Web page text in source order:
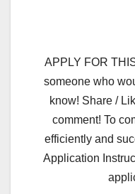
APPLY FOR
someone who
know! Share /
comment! To
efficiently and
Application